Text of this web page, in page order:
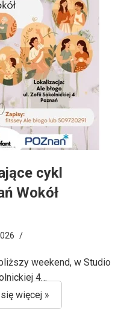
cykl
Wokół
weekend, w Studio
4…
więcej »